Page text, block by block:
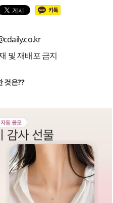
및 재배포 금지
것은??